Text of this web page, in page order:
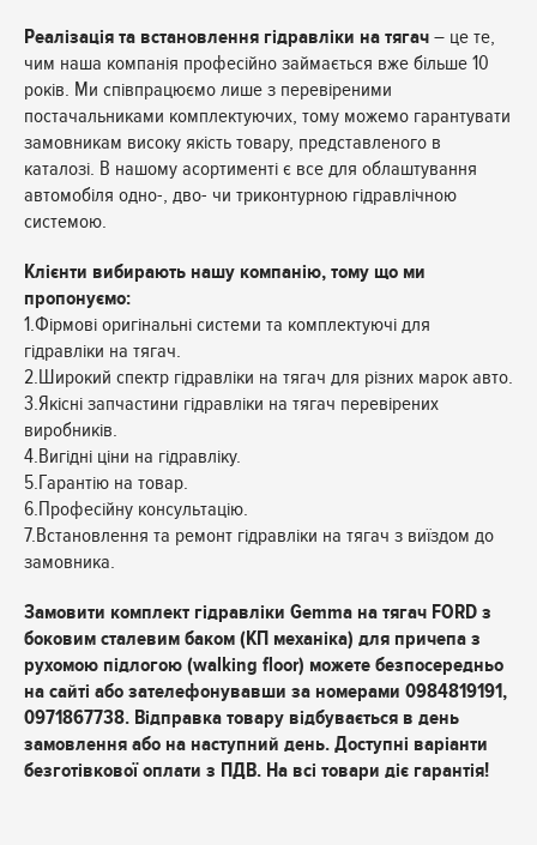
Реалізація та встановлення гідравліки на тягач – це те,
чим наша компанія професійно займається вже більше 10
років. Ми співпрацюємо лише з перевіреними
постачальниками комплектуючих, тому можемо гарантувати
замовникам високу якість товару, представленого в
каталозі. В нашому асортименті є все для облаштування
автомобіля одно-, дво- чи триконтурною гідравлічною
системою.
Клієнти вибирають нашу компанію, тому що ми
пропонуємо:
1.Фірмові оригінальні системи та комплектуючі для
гідравліки на тягач.
2.Широкий спектр гідравліки на тягач для різних марок авто.
3.Якісні запчастини гідравліки на тягач перевірених
виробників.
4.Вигідні ціни на гідравліку.
5.Гарантію на товар.
6.Професійну консультацію.
7.Встановлення та ремонт гідравліки на тягач з виїздом до
замовника.
Замовити комплект гідравліки Gemma на тягач FORD з
боковим сталевим баком (КП механіка) для причепа з
рухомою підлогою (walking floor) можете безпосередньо
на сайті або зателефонувавши за номерами 0984819191,
0971867738. Відправка товару відбувається в день
замовлення або на наступний день. Доступні варіанти
безготівкової оплати з ПДВ. На всі товари діє гарантія!